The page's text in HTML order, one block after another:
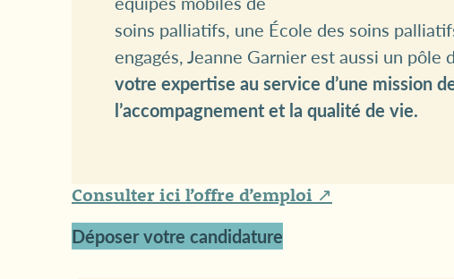
soins palliatifs, une École des soins
engagés, Jeanne Garnier est aussi un pôle
votre expertise au service d’une mission
l’accompagnement et la qualité de vie.
Consulter ici l’offre d’emploi ↗
Déposer votre candidature